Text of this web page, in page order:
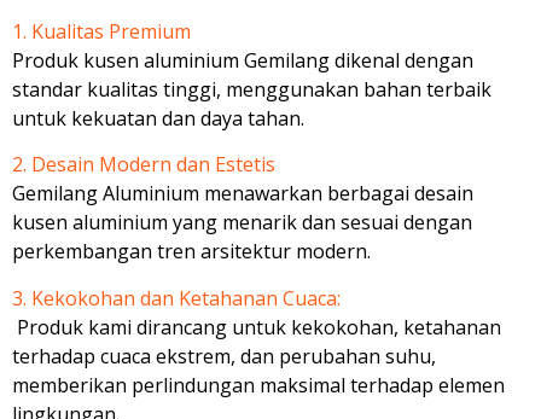
1. Kualitas Premium
Produk kusen aluminium Gemilang dikenal dengan
standar kualitas tinggi, menggunakan bahan terbaik
untuk kekuatan dan daya tahan.
2. Desain Modern dan Estetis
Gemilang Aluminium menawarkan berbagai desain
kusen aluminium yang menarik dan sesuai dengan
perkembangan tren arsitektur modern.
3. Kekokohan dan Ketahanan Cuaca:
Produk kami dirancang untuk kekokohan, ketahanan
terhadap cuaca ekstrem, dan perubahan suhu,
memberikan perlindungan maksimal terhadap elemen